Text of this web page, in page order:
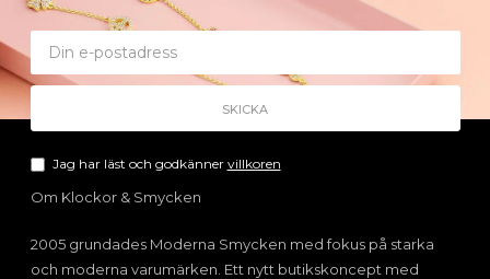
Jag har läst och godkänner villkoren
Om Klockor & Smycken
2005 grundades Moderna Smycken med fokus på starka
och moderna varumärken. Ett nytt butikskoncept med